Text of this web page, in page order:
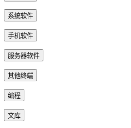
系统软件
手机软件
服务器软件
其他终端
编程
文库